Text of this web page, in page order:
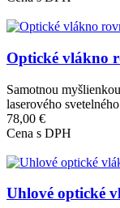
Obrázok
Optické vlákno
Samotnou
laserového
78,00 €
Cena s DPH
Obrázok
Uhlové optické